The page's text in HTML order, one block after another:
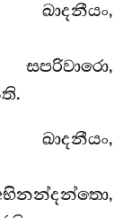
ඛාදනීයං,
ඛාදනීයං,